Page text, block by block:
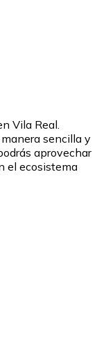
Vila Real.
sencilla y
aprovechar
el ecosistema